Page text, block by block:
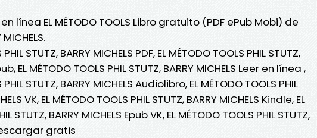
línea EL MÉTODO TOOLS Libro gratuito (PDF ePub Mobi) de
MICHELS.
STUTZ, BARRY MICHELS PDF, EL MÉTODO TOOLS PHIL STUTZ,
EL MÉTODO TOOLS PHIL STUTZ, BARRY MICHELS Leer en línea ,
PHIL STUTZ, BARRY MICHELS Audiolibro, EL MÉTODO TOOLS PHIL
VK, EL MÉTODO TOOLS PHIL STUTZ, BARRY MICHELS Kindle, EL
STUTZ, BARRY MICHELS Epub VK, EL MÉTODO TOOLS PHIL STUTZ,
gratis